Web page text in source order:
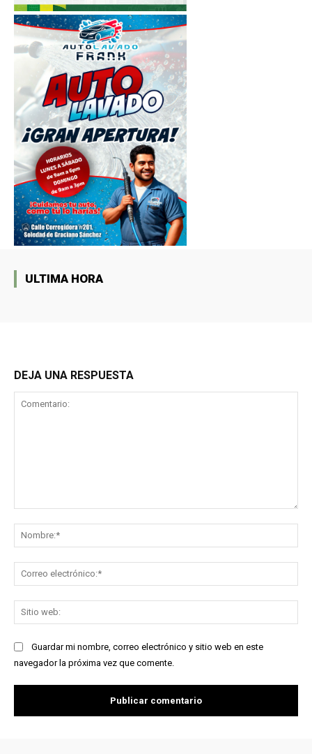
ULTIMA HORA
DEJA UNA RESPUESTA
Guardar mi nombre, correo electrónico y sitio web en este
navegador la próxima vez que comente.